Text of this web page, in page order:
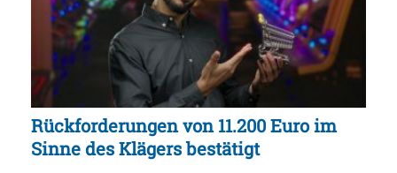
Rückforderungen von 11.200 Euro im
Sinne des Klägers bestätigt